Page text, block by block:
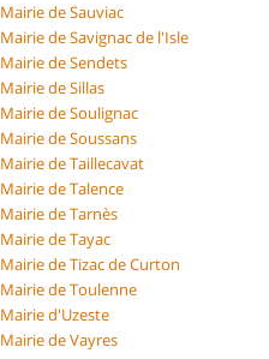
Mairie de Sauviac
Mairie de Savignac de l'Isle
Mairie de Sendets
Mairie de Sillas
Mairie de Soulignac
Mairie de Soussans
Mairie de Taillecavat
Mairie de Talence
Mairie de Tarnès
Mairie de Tayac
Mairie de Tizac de Curton
Mairie de Toulenne
Mairie d'Uzeste
Mairie de Vayres